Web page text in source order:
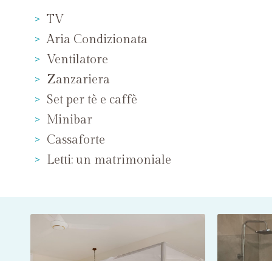
TV
Aria Condizionata
Ventilatore
Zanzariera
Set per tè e caffè
Minibar
Cassaforte
Letti: un matrimoniale